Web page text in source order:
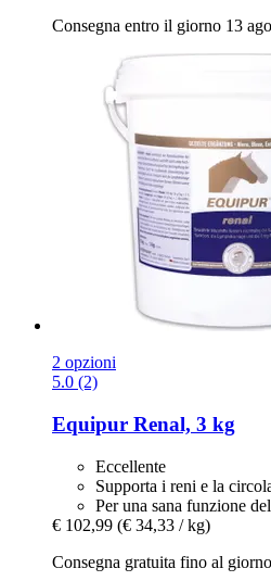
Consegna entro il giorno 13
2 opzioni
5.0 (2)
Equipur Renal, 3 kg
Eccellente
Supporta i reni e la
Per una sana funzione
€ 102,99 (€ 34,33 / kg)
Consegna gratuita fino al